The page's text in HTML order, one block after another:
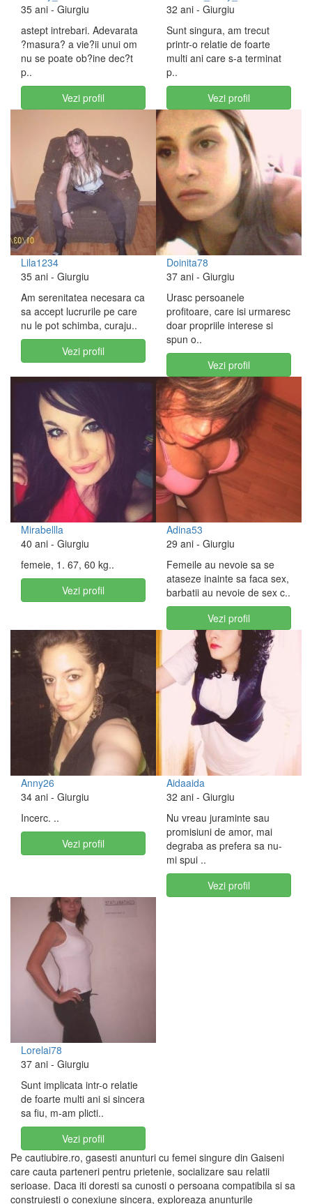
35 ani - Giurgiu
astept intrebari. Adevarata
?masura? a vie?ii unui om
nu se poate ob?ine dec?t
p..
Vezi profil
32 ani - Giurgiu
Sunt singura, am trecut
printr-o relatie de foarte
multi ani care s-a terminat
p..
Vezi profil
Lila1234
35 ani - Giurgiu
Am serenitatea necesara ca
sa accept lucrurile pe care
nu le pot schimba, curaju..
Vezi profil
Doinita78
37 ani - Giurgiu
Urasc persoanele
profitoare, care isi urmaresc
doar propriile interese si
spun o..
Vezi profil
Mirabellla
40 ani - Giurgiu
femeie, 1. 67, 60 kg..
Vezi profil
Adina53
29 ani - Giurgiu
Femeile au nevoie sa se
ataseze inainte sa faca sex,
barbatii au nevoie de sex c..
Vezi profil
Anny26
34 ani - Giurgiu
Incerc. ..
Vezi profil
Aidaaida
32 ani - Giurgiu
Nu vreau juraminte sau
promisiuni de amor, mai
degraba as prefera sa nu-
mi spui ..
Vezi profil
Lorelai78
37 ani - Giurgiu
Sunt implicata intr-o relatie
de foarte multi ani si sincera
sa fiu, m-am plicti..
Vezi profil
Pe cautiubire.ro, gasesti anunturi cu femei singure din Gaiseni
care cauta parteneri pentru prietenie, socializare sau relatii
serioase. Daca iti doresti sa cunosti o persoana compatibila si sa
construiesti o conexiune sincera, exploreaza anunturile